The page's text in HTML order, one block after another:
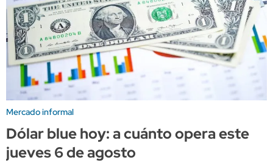
Mercado informal
Dólar blue hoy: a cuánto opera este
jueves 6 de agosto